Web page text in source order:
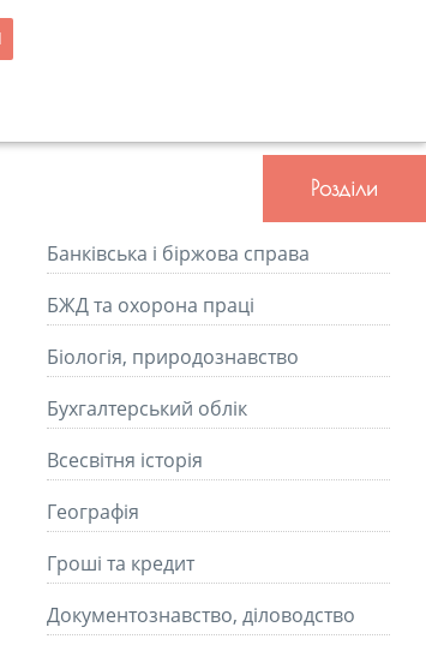
Розділи
Банківська і біржова справа
БЖД та охорона праці
Біологія, природознавство
Бухгалтерський облік
Всесвітня історія
Географія
Гроші та кредит
Документознавство, діловодство